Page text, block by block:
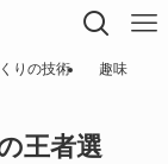
りの技術 趣味
王者選